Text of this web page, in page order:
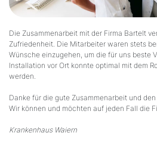
Die Zusammenarbeit mit der Firma Bartelt
Zufriedenheit. Die Mitarbeiter waren stets
Wünsche einzugehen, um die für uns beste
Installation vor Ort konnte optimal mit dem
werden.
Danke für die gute Zusammenarbeit und
Wir können und möchten auf jeden Fall die
Krankenhaus Waiern